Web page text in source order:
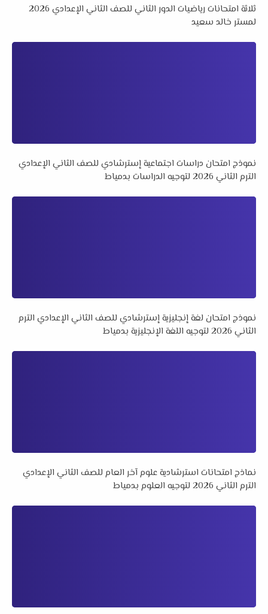
ثلاثة امتحانات رياضيات الدور الثاني للصف الثاني الإعدادي 2026
لمستر خالد سعيد
نموذج امتحان دراسات اجتماعية إسترشادي للصف الثاني الإعدادي
الترم الثاني 2026 لتوجيه الدراسات بدمياط
نموذج امتحان لغة إنجليزية إسترشادي للصف الثاني الإعدادي الترم
الثاني 2026 لتوجيه اللغة الإنجليزية بدمياط
نماذج امتحانات استرشادية علوم آخر العام للصف الثاني الإعدادي
الترم الثاني 2026 لتوجيه العلوم بدمياط